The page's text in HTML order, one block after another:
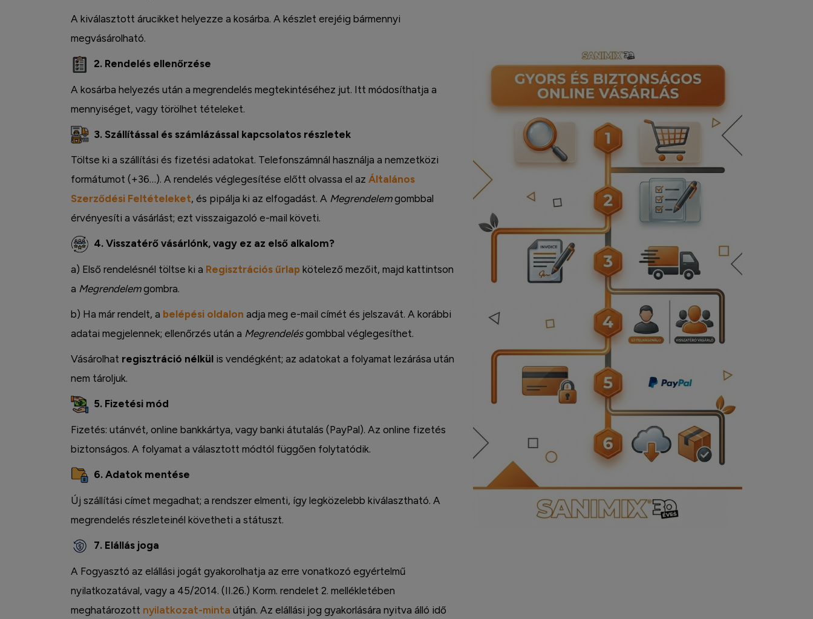
A kiválasztott árucikket helyezze a kosárba. A készlet erejéig bármennyi
megvásárolható.
2. Rendelés ellenőrzése
A kosárba helyezés után a megrendelés megtekintéséhez jut. Itt módosíthatja a
mennyiséget, vagy törölhet tételeket.
3. Szállítással és számlázással kapcsolatos részletek
Töltse ki a szállítási és fizetési adatokat. Telefonszámnál használja a nemzetközi
formátumot (+36…). A rendelés véglegesítése előtt olvassa el az Általános
Szerződési Feltételeket, és pipálja ki az elfogadást. A Megrendelemgombbal
érvényesíti a vásárlást; ezt visszaigazoló e-mail követi.
4. Visszatérő vásárlónk, vagy ez az első alkalom?
a) Első rendelésnél töltse ki a Regisztrációs űrlap kötelező mezőit, majd kattintson
a Megrendelemgombra.
b) Ha már rendelt, a belépési oldalon adja meg e-mail címét és jelszavát. A korábbi
adatai megjelennek; ellenőrzés után a Megrendelésgombbal véglegesíthet.
Vásárolhat regisztráció nélkül is vendégként; az adatokat a folyamat lezárása után
nem tároljuk.
5. Fizetési mód
Fizetés: utánvét, online bankkártya, vagy banki átutalás (PayPal). Az online fizetés
biztonságos. A folyamat a választott módtól függően folytatódik.
6. Adatok mentése
Új szállítási címet megadhat; a rendszer elmenti, így legközelebb kiválasztható. A
megrendelés részleteinél követheti a státuszt.
7. Elállás joga
A Fogyasztó az elállási jogát gyakorolhatja az erre vonatkozó egyértelmű
nyilatkozatával, vagy a 45/2014. (II.26.) Korm. rendelet 2. mellékletében
meghatározott nyilatkozat-minta útján. Az elállási jog gyakorlására nyitva álló idő